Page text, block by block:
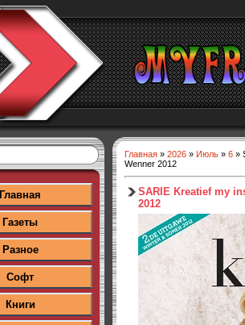
Главная
Газеты
Разное
Софт
Книги
Главная » 2026 » Июль » 6 »
Wenner 2012
SARIE Kreatief my
2012